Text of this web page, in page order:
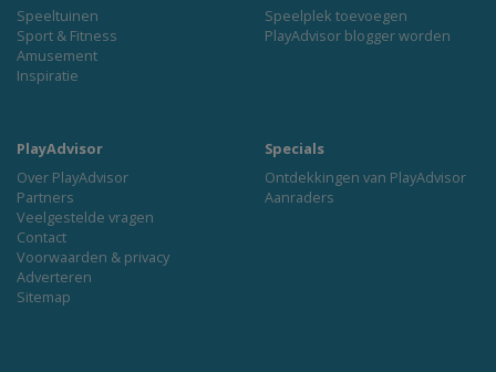
Speeltuinen
Sport & Fitness
Amusement
Inspiratie
Speelplek toevoegen
PlayAdvisor blogger worden
PlayAdvisor
Over PlayAdvisor
Partners
Veelgestelde vragen
Contact
Voorwaarden & privacy
Adverteren
Sitemap
Specials
Ontdekkingen van PlayAdvisor
Aanraders